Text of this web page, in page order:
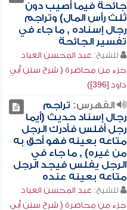
جائحة فيما أصيب دون
ثلث رأس المال) وتراجم
رجال إسناده , ما جاء في
تفسير الجائحة
للشيخ: عبد المحسن العباد
جزء من محاضرة ( شرح سنن أبي
داود [396])
الفهرس: تراجم
رجال إسناد حديث (أيما
رجل أفلس فأدرك الرجل
متاعه بعينه فهو أحق به
من غيره) , ما جاء في
الرجل يفلس فيجد الرجل
متاعه بعينه عنده
للشيخ: عبد المحسن العباد
جزء من محاضرة ( شرح سنن أبي